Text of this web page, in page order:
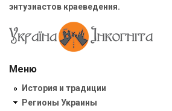
энтузиастов краеведения.
Меню
История и традиции
Регионы Украины